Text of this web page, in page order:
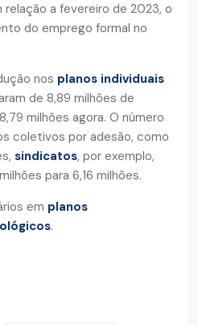
a fevereiro de 2023, o
do emprego formal no
nos planos individuais
de 8,89 milhões de
milhões agora. O número
coletivos por adesão, como
sindicatos, por exemplo,
para 6,16 milhões.
em planos
.